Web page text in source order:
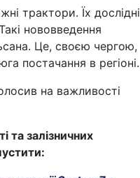
трактори. Їх дослідні
нововведення
Це, своєю чергою,
постачання в регіоні.
на важливості
та залізничних